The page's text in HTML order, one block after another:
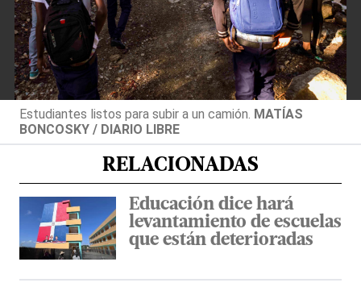
Estudiantes listos para subir a un camión. MATÍAS
BONCOSKY / DIARIO LIBRE
RELACIONADAS
Educación dice hará
levantamiento de escuelas
que están deterioradas